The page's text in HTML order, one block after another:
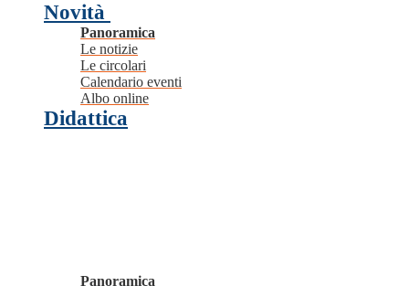
Novità
Panoramica
Le notizie
Le circolari
Calendario eventi
Albo online
Didattica
Panoramica